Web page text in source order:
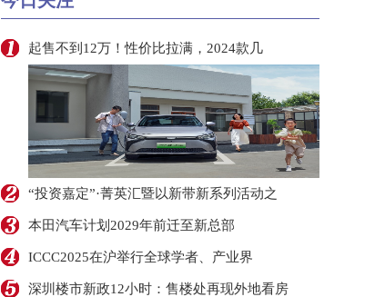
起售不到12万！性价比拉满，2024款几
“投资嘉定”·菁英汇暨以新带新系列活动之
本田汽车计划2029年前迁至新总部
ICCC2025在沪举行全球学者、产业界
深圳楼市新政12小时：售楼处再现外地看房